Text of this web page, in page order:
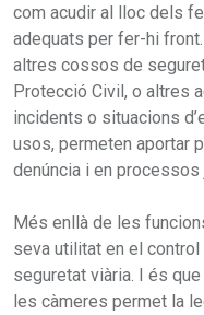
com acudir al lloc dels
adequats per fer-hi
altres cossos de
Protecció Civil, o altres
incidents o situacions
usos, permeten aportar
denúncia i en processos
Més enllà de les
seva utilitat en el
seguretat viària. I és
les càmeres permet la